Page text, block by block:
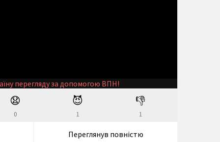
перегляду за допомогою ВПН!
😧
0
😈
1
👎
1
Переглянув повністю